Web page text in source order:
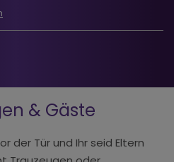
& Gäste
der Tür und Ihr seid Eltern